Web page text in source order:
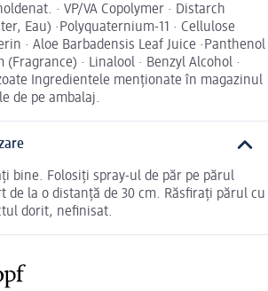
· VP/VA Copolymer · Distarch
Eau) ·Polyquaternium-11 · Cellulose
· Aloe Barbadensis Leaf Juice ·Panthenol
(Fragrance) · Linalool · Benzyl Alcohol ·
Ingredientele menționate în magazinul
de pe ambalaj.
bine. Folosiți spray-ul de păr pe părul
de la o distanță de 30 cm. Răsfirați părul cu
dorit, nefinisat.